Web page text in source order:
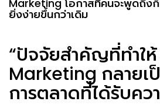
Marketing โอกาสที่คนจะพูดถึง
ยิ่งง่ายขึ้นกว่าเดิม
“ปัจจัยสำคัญที่ทำให้
Marketing กลาย
การตลาดที่ได้รับคว